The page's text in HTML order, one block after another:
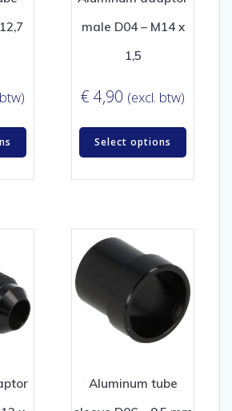
male D04 – M14 x
1,5
€ 4,90 (excl. btw)
Select options
Aluminum tube